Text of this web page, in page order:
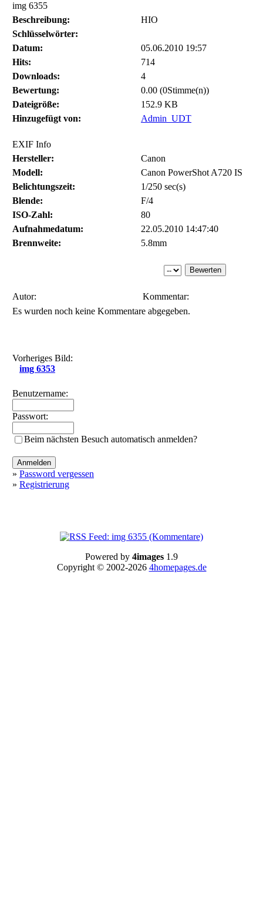
img 6355
Beschreibung:
HIO
Schlüsselwörter:
Datum:
05.06.2010 19:57
Hits:
714
Downloads:
4
Bewertung:
0.00 (0Stimme(n))
Dateigröße:
152.9 KB
Hinzugefügt von:
Admin_UDT
EXIF Info
Hersteller:
Canon
Modell:
Canon PowerShot A720 IS
Belichtungszeit:
1/250 sec(s)
Blende:
F/4
ISO-Zahl:
80
Aufnahmedatum:
22.05.2010 14:47:40
Brennweite:
5.8mm
Autor:
Kommentar:
Es wurden noch keine Kommentare abgegeben.
Vorheriges Bild:
img 6353
Benutzername:
Passwort:
Beim nächsten Besuch automatisch anmelden?
» Password vergessen
» Registrierung
Powered by 4images 1.9
Copyright © 2002-2026 4homepages.de